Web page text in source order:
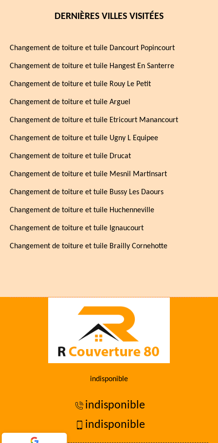
DERNIÈRES VILLES VISITÉES
Changement de toiture et tuile Dancourt Popincourt
Changement de toiture et tuile Hangest En Santerre
Changement de toiture et tuile Rouy Le Petit
Changement de toiture et tuile Arguel
Changement de toiture et tuile Etricourt Manancourt
Changement de toiture et tuile Ugny L Equipee
Changement de toiture et tuile Drucat
Changement de toiture et tuile Mesnil Martinsart
Changement de toiture et tuile Bussy Les Daours
Changement de toiture et tuile Huchenneville
Changement de toiture et tuile Ignaucourt
Changement de toiture et tuile Brailly Cornehotte
indisponible
indisponible
indisponible